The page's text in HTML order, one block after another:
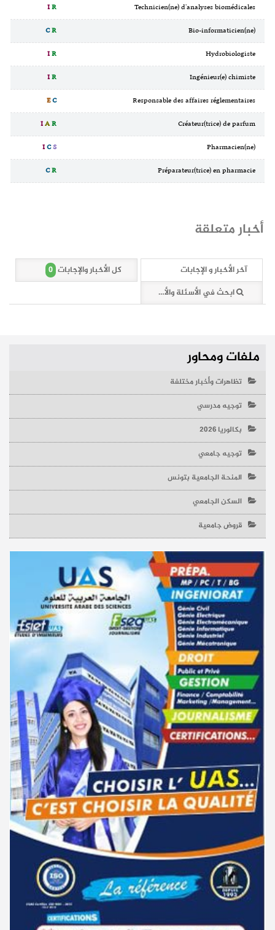
IR
CR
IR
IR
EC
IAR
ICS
CR
أخبار متعلقة
آخر الأخبار و الإجابات كل الأخبار والإجابات 0
ابحث في الأسئلة والأخبار (0 وثائق)
ملفات ومحاور
تظاهرات وأخبار مختلفة
توجيه مدرسي
بكالوريا 2026
توجيه جامعي
المنحة الجامعية بتونس
السكن الجامعي
قروض جامعية